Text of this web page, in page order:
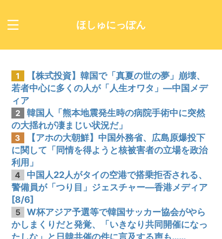
ほしゅにっぽん
1
【株式投資】韓国で「真夏の世の夢」崩壊、
若者中心に多くの人が「人生オワタ」―中国メデ
ィア
2
韓国人「熊本地震発生時の病院手術中に突然
の大揺れが凄まじい状況だ」
3
【アホの大朝鮮】中国外務省、広島原爆投下
に関して「同情を得ようと核被害者の立場を政治
利用」
4
中国人22人がタイの空港で搭乗拒否される、
警備員が「つり目」ジェスチャー―香港メディア
[8/6]
5
W杯アジア予選等で韓国サッカー協会がやら
かしまくりだと発覚、「いきなり共同開催になっ
たしな」と日韓共催の件に言及する声も……